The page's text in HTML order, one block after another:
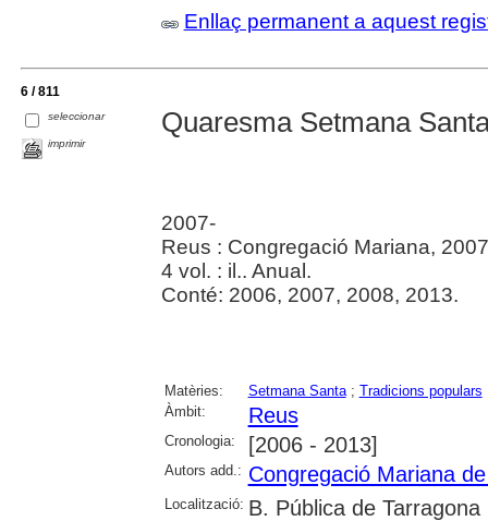
Enllaç permanent a aquest
6 / 811
seleccionar
imprimir
Quaresma Setmana
2007-
Reus : Congregació Mariana,
4 vol. : il.. Anual.
Conté: 2006, 2007, 2008, 2013.
Matèries: Setmana Santa; Tradicions populars
Àmbit:
Reus
Cronologia: [2006 - 2013]
Autors add.: Congregació Mariana
Localització: B. Pública de Tarragona